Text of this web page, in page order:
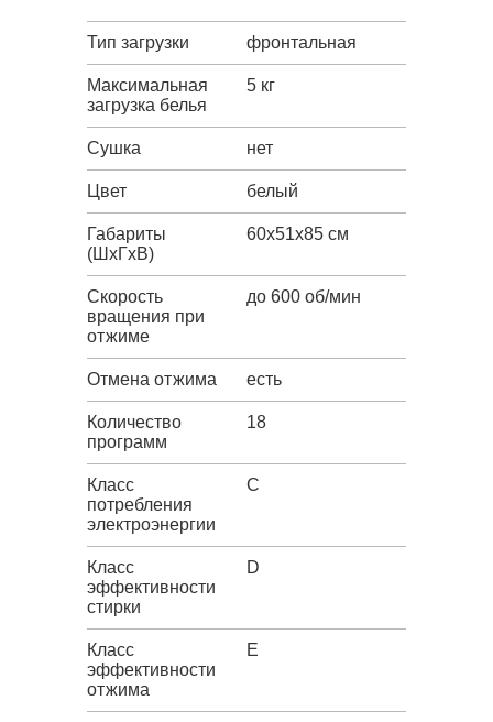
Тип загрузки фронтальная
Максимальная
загрузка белья
5 кг
Сушка нет
Цвет белый
Габариты
(ШxГxВ)
60x51x85 см
Скорость
вращения при
отжиме
до 600 об/мин
Отмена отжима есть
Количество
программ
18
Класс
потребления
электроэнергии
C
Класс
эффективности
стирки
D
Класс
эффективности
отжима
E